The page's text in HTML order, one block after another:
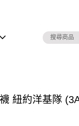
紐約洋基隊